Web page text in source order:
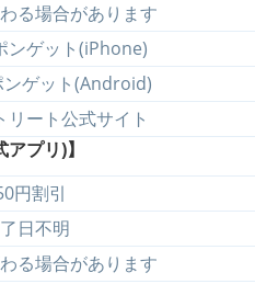
る場合があります
ンゲット(iPhone)
ゲット(Android)
リート公式サイト
プリ)】
円割引
日不明
る場合があります